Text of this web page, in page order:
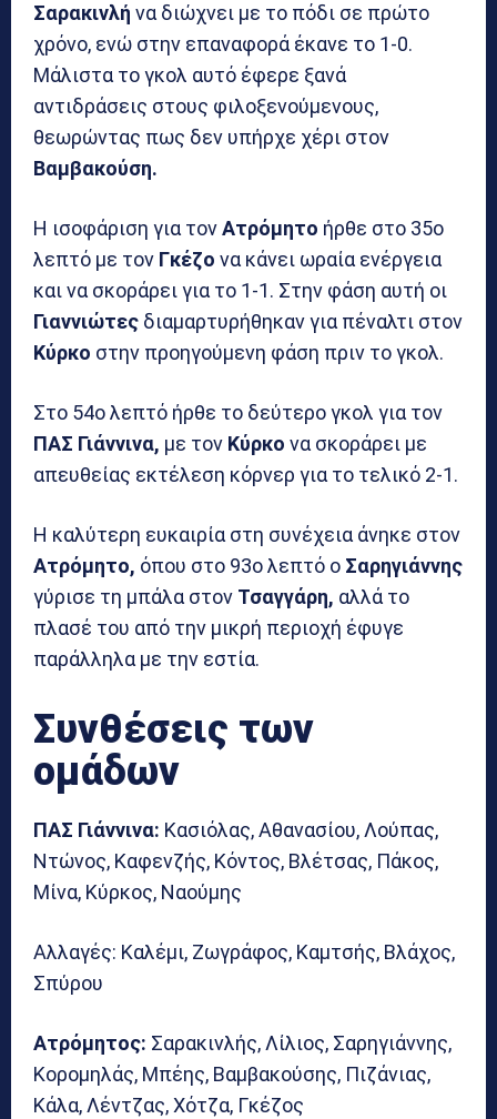
Σαρακινλή να διώχνει με το πόδι σε πρώτο
χρόνο, ενώ στην επαναφορά έκανε το 1-0.
Μάλιστα το γκολ αυτό έφερε ξανά
αντιδράσεις στους φιλοξενούμενους,
θεωρώντας πως δεν υπήρχε χέρι στον
Βαμβακούση.
Η ισοφάριση για τονΑτρόμητο ήρθε στο 35ο
λεπτό με τον Γκέζο να κάνει ωραία ενέργεια
και να σκοράρει για το 1-1. Στην φάση αυτή οι
Γιαννιώτες διαμαρτυρήθηκαν για πέναλτι στον
Κύρκο στην προηγούμενη φάση πριν το γκολ.
Στο 54ο λεπτό ήρθε το δεύτερο γκολ για τον
ΠΑΣ Γιάννινα, με τον Κύρκο να σκοράρει με
απευθείας εκτέλεση κόρνερ για το τελικό 2-1.
Η καλύτερη ευκαιρία στη συνέχεια άνηκε στον
Ατρόμητο, όπου στο 93ο λεπτό ο Σαρηγιάννης
γύρισε τη μπάλα στον Τσαγγάρη, αλλά το
πλασέ του από την μικρή περιοχή έφυγε
παράλληλα με την εστία.
Συνθέσεις των
ομάδων
ΠΑΣ Γιάννινα: Κασιόλας, Αθανασίου, Λούπας,
Ντώνος, Καφενζής, Κόντος, Βλέτσας, Πάκος,
Μίνα, Κύρκος, Ναούμης
Αλλαγές: Καλέμι, Ζωγράφος, Καμτσής, Βλάχος,
Σπύρου
Ατρόμητος: Σαρακινλής, Λίλιος, Σαρηγιάννης,
Κορομηλάς, Μπέης, Βαμβακούσης, Πιζάνιας,
Κάλα, Λέντζας, Χότζα, Γκέζος